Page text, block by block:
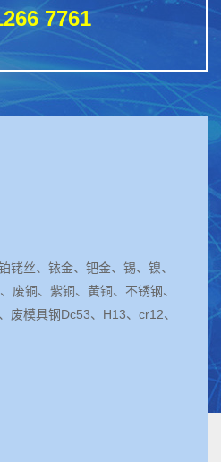
7761
铑丝、铱金、钯金、锡、镍、
废铜、紫铜、黄铜、不锈钢、
废模具钢Dc53、H13、cr12、